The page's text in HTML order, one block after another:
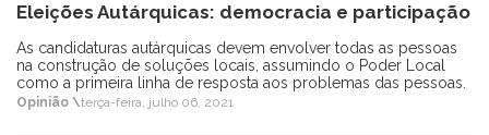
Eleições Autárquicas: democracia e participação
As candidaturas autárquicas devem envolver todas as pessoas
na construção de soluções locais, assumindo o Poder Local
como a primeira linha de resposta aos problemas das pessoas.
Opinião \terça-feira, julho 06, 2021